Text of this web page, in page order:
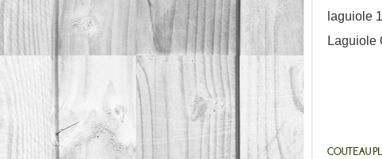
laguiole
Laguiole
COUTEAU